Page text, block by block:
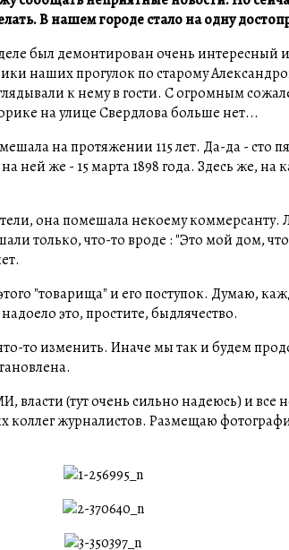
В нашем городе стало на одну
был демонтирован очень интересный
наших прогулок по старому
к нему в гости. С огромным
на улице Свердлова больше нет...
на протяжении 115 лет. Да-да - сто
ней же - 15 марта 1898 года. Здесь же,
она помешала некоему коммерсанту.
только, что-то вроде : "Это мой дом,
"товарища" и его поступок. Думаю,
это, простите, быдлячество.
то изменить. Иначе мы так и будем
власти (тут очень сильно надеюсь) и
коллег журналистов. Размещаю